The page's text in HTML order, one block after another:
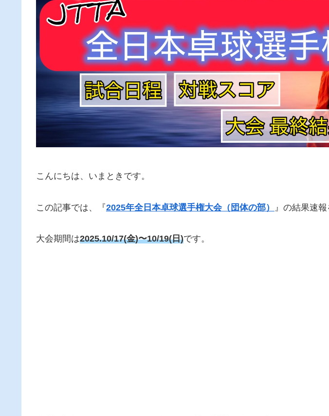
こんにちは、いまときです。
この記事では、『2025年全日本卓球選手権大会（団体の部） 』の結果速
大会期間は2025.10/17(金)〜10/19(日)です。